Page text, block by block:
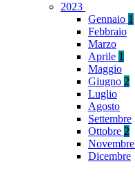
2023
Gennaio 1
Febbraio
Marzo
Aprile 1
Maggio
Giugno 2
Luglio
Agosto
Settembre
Ottobre 2
Novembre
Dicembre